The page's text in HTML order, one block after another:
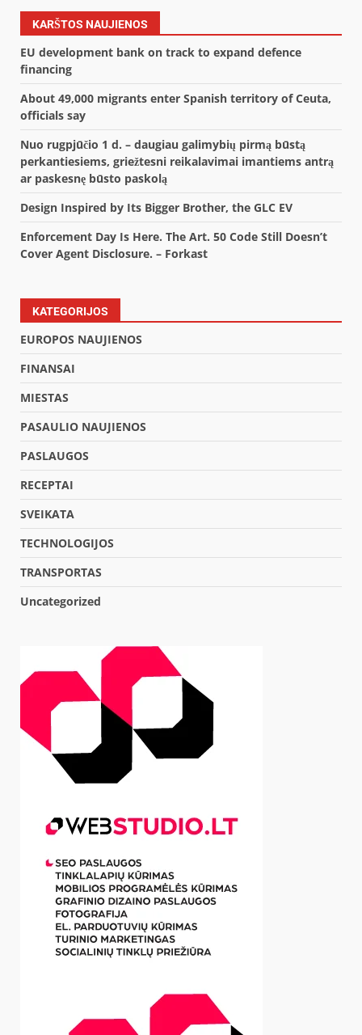
KARŠTOS NAUJIENOS
EU development bank on track to expand defence
financing
About 49,000 migrants enter Spanish territory of Ceuta,
officials say
Nuo rugpjūčio 1 d. – daugiau galimybių pirmą būstą
perkantiesiems, griežtesni reikalavimai imantiems antrą
ar paskesnę būsto paskolą
Design Inspired by Its Bigger Brother, the GLC EV
Enforcement Day Is Here. The Art. 50 Code Still Doesn’t
Cover Agent Disclosure. – Forkast
KATEGORIJOS
EUROPOS NAUJIENOS
FINANSAI
MIESTAS
PASAULIO NAUJIENOS
PASLAUGOS
RECEPTAI
SVEIKATA
TECHNOLOGIJOS
TRANSPORTAS
Uncategorized